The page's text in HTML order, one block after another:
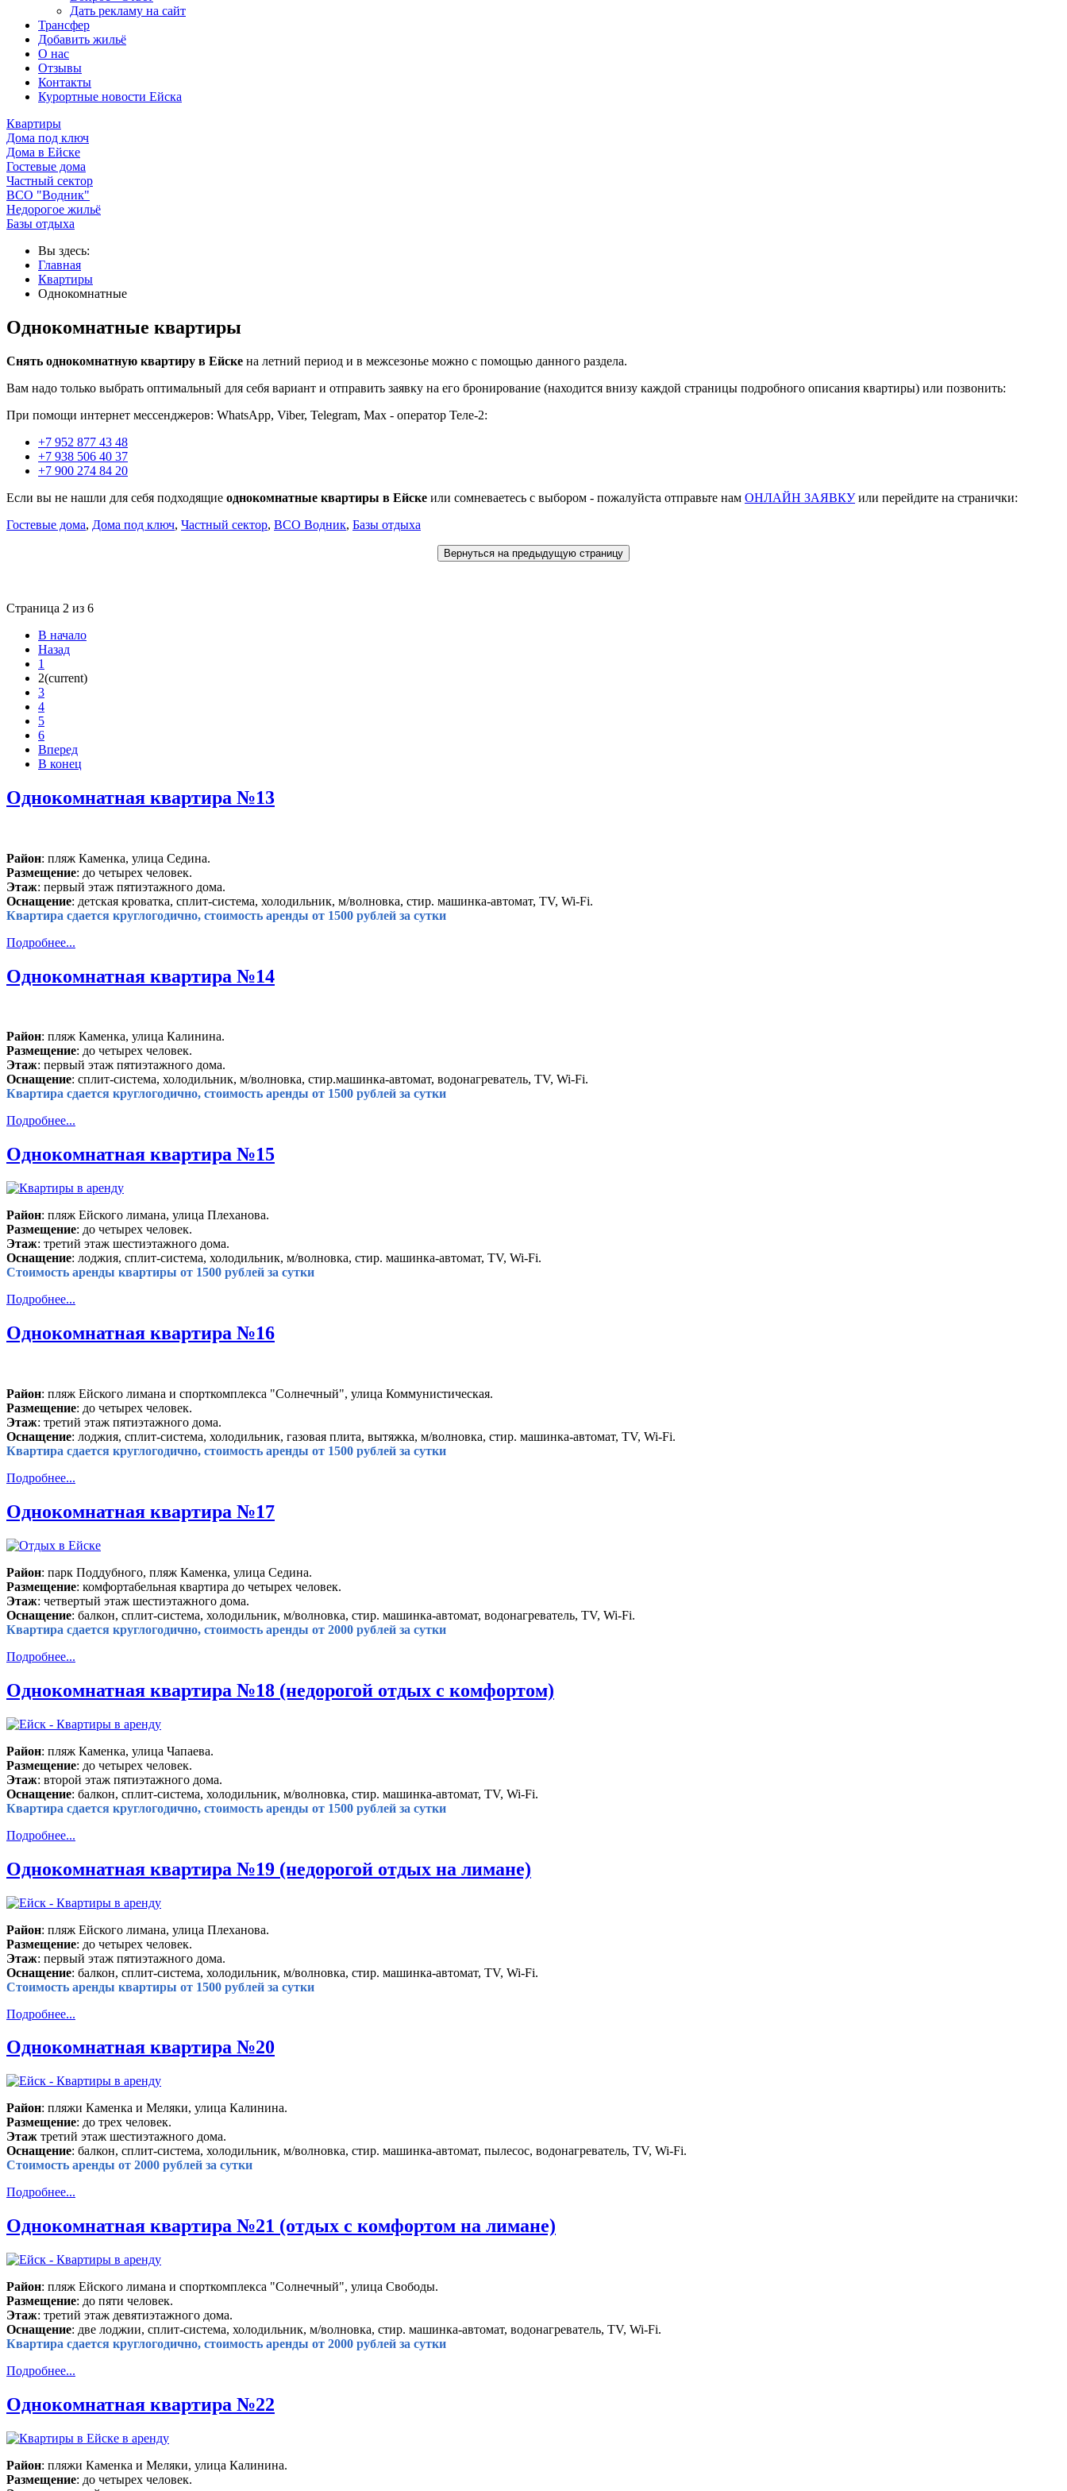
Дать рекламу на сайт
Трансфер
Добавить жильё
О нас
Отзывы
Контакты
Курортные новости Ейска
Квартиры
Дома под ключ
Дома в Ейске
Гостевые дома
Частный сектор
ВСО "Водник"
Недорогое жильё
Базы отдыха
Вы здесь:
Главная
Квартиры
Однокомнатные
Однокомнатные квартиры
Снять однокомнатную квартиру в Ейске на летний период и в межсезонье можно с помощью данного раздела.
Вам надо только выбрать оптимальный для себя вариант и отправить заявку на его бронирование (находится внизу каждой страницы подробного описания квартиры) или позвонить:
При помощи интернет мессенджеров: WhatsApp, Viber, Telegram, Мах - оператор Теле-2:
+7 952 877 43 48
+7 938 506 40 37
+7 900 274 84 20
Если вы не нашли для себя подходящие однокомнатные квартиры в Ейске или сомневаетесь с выбором - пожалуйста отправьте нам ОНЛАЙН ЗАЯВКУили перейдите на странички:
Гостевые дома, Дома под ключ, Частный сектор, ВСО Водник, Базы отдыха
Страница 2 из 6
В начало
Назад
1
2(current)
3
4
5
6
Вперед
В конец
Однокомнатная квартира №13
Район: пляж Каменка, улица Седина.
Размещение: до четырех человек.
Этаж: первый этаж пятиэтажного дома.
Оснащение: детская кроватка, сплит-система, холодильник, м/волновка, стир. машинка-автомат, TV, Wi-Fi.
Квартира сдается круглогодично, стоимость аренды от 1500 рублей за сутки
Подробнее...
Однокомнатная квартира №14
Район: пляж Каменка, улица Калинина.
Размещение: до четырех человек.
Этаж: первый этаж пятиэтажного дома.
Оснащение: сплит-система, холодильник, м/волновка, стир.машинка-автомат, водонагреватель, TV, Wi-Fi.
Квартира сдается круглогодично, стоимость аренды от 1500 рублей за сутки
Подробнее...
Однокомнатная квартира №15
Район: пляж Ейского лимана, улица Плеханова.
Размещение: до четырех человек.
Этаж: третий этаж шестиэтажного дома.
Оснащение: лоджия, сплит-система, холодильник, м/волновка, стир. машинка-автомат, TV, Wi-Fi.
Стоимость аренды квартиры от 1500 рублей за сутки
Подробнее...
Однокомнатная квартира №16
Район: пляж Ейского лимана и спорткомплекса "Солнечный", улица Коммунистическая.
Размещение: до четырех человек.
Этаж: третий этаж пятиэтажного дома.
Оснащение: лоджия, сплит-система, холодильник, газовая плита, вытяжка, м/волновка, стир. машинка-автомат, TV, Wi-Fi.
Квартира сдается круглогодично, стоимость аренды от 1500 рублей за сутки
Подробнее...
Однокомнатная квартира №17
Район: парк Поддубного, пляж Каменка, улица Седина.
Размещение: комфортабельная квартира до четырех человек.
Этаж: четвертый этаж шестиэтажного дома.
Оснащение: балкон, сплит-система, холодильник, м/волновка, стир. машинка-автомат, водонагреватель, TV, Wi-Fi.
Квартира сдается круглогодично, стоимость аренды от 2000 рублей за сутки
Подробнее...
Однокомнатная квартира №18 (недорогой отдых с комфортом)
Район: пляж Каменка, улица Чапаева.
Размещение: до четырех человек.
Этаж: второй этаж пятиэтажного дома.
Оснащение: балкон, сплит-система, холодильник, м/волновка, стир. машинка-автомат, TV, Wi-Fi.
Квартира сдается круглогодично, стоимость аренды от 1500 рублей за сутки
Подробнее...
Однокомнатная квартира №19 (недорогой отдых на лимане)
Район: пляж Ейского лимана, улица Плеханова.
Размещение: до четырех человек.
Этаж: первый этаж пятиэтажного дома.
Оснащение: балкон, сплит-система, холодильник, м/волновка, стир. машинка-автомат, TV, Wi-Fi.
Стоимость аренды квартиры от 1500 рублей за сутки
Подробнее...
Однокомнатная квартира №20
Район: пляжи Каменка и Меляки, улица Калинина.
Размещение: до трех человек.
Этаж третий этаж шестиэтажного дома.
Оснащение: балкон, сплит-система, холодильник, м/волновка, стир. машинка-автомат, пылесос, водонагреватель, TV, Wi-Fi.
Стоимость аренды от 2000 рублей за сутки
Подробнее...
Однокомнатная квартира №21 (отдых с комфортом на лимане)
Район: пляж Ейского лимана и спорткомплекса "Солнечный", улица Свободы.
Размещение: до пяти человек.
Этаж: третий этаж девятиэтажного дома.
Оснащение: две лоджии, сплит-система, холодильник, м/волновка, стир. машинка-автомат, водонагреватель, TV, Wi-Fi.
Квартира сдается круглогодично, стоимость аренды от 2000 рублей за сутки
Подробнее...
Однокомнатная квартира №22
Район: пляжи Каменка и Меляки, улица Калинина.
Размещение: до четырех человек.